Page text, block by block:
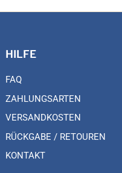
HILFE
FAQ
ZAHLUNGSARTEN
VERSANDKOSTEN
RÜCKGABE / RETOUREN
KONTAKT